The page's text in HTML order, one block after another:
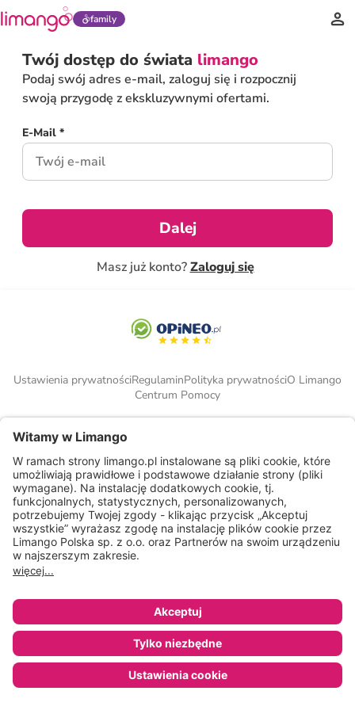
family
Twój dostęp do świata limango
Podaj swój adres e-mail, zaloguj się i rozpocznij
swoją przygodę z ekskluzywnymi ofertami.
E-Mail *
Dalej
Masz już konto?Zaloguj się
Ustawienia prywatnościRegulaminPolityka prywatnościO Limango
Centrum Pomocy